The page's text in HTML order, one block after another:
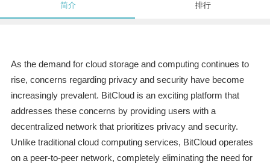
简介 排行
As the demand for cloud storage and computing continues to
rise, concerns regarding privacy and security have become
increasingly prevalent. BitCloud is an exciting platform that
addresses these concerns by providing users with a
decentralized network that prioritizes privacy and security.
Unlike traditional cloud computing services, BitCloud operates
on a peer-to-peer network, completely eliminating the need for